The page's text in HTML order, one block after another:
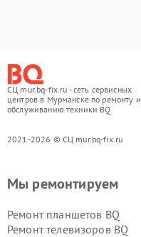
СЦ mur.bq-fix.ru - сеть сервисных
центров в Мурманске по ремонту и
обслуживанию техники BQ
2021-2026 © СЦ mur.bq-fix.ru
Мы ремонтируем
Ремонт планшетов BQ
Ремонт телевизоров BQ